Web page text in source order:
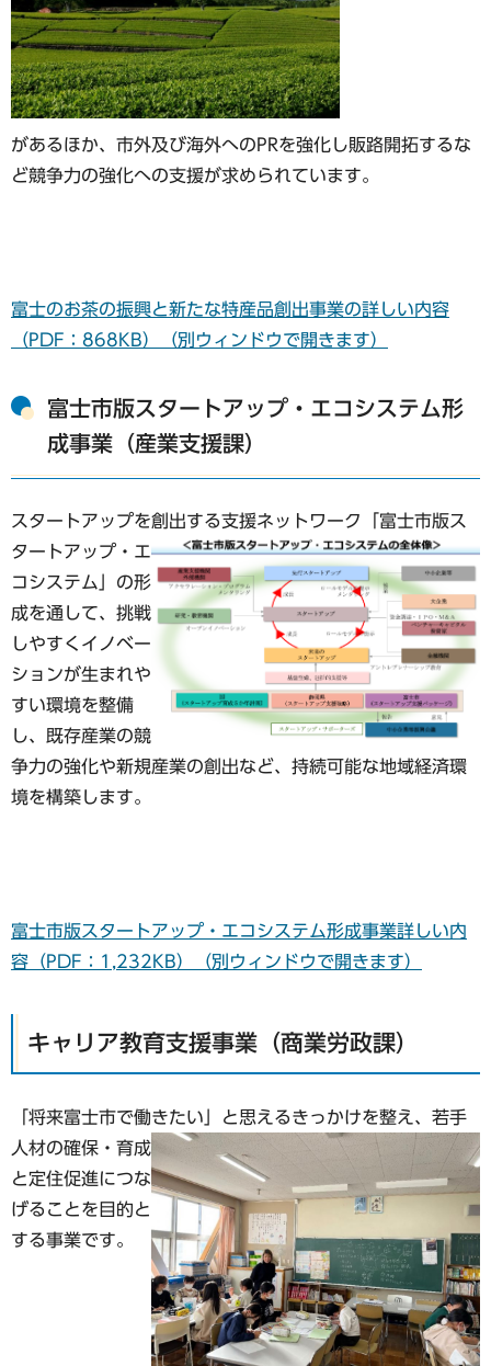
があるほか、市外及び海外へのPRを強化し販路開拓するな
ど競争力の強化への支援が求められています。
富士のお茶の振興と新たな特産品創出事業の詳しい内容
（PDF：868KB）（別ウィンドウで開きます）
富士市版スタートアップ・エコシステム形
成事業（産業支援課）
スタートアップを創出する支援ネットワーク「富士市版ス
タートアップ ・エ
コシステム」の形
成を通して、挑戦
しやすくイノベー
ションが生まれや
すい環境を整備
し、既存産業の競
争力の強化や新規産業の創出など、持続可能な地域経済環
境を構築します。
富士市版スタートアップ・エコシステム形成事業詳しい内
容（PDF：1,232KB）
（別ウィンドウで開きます）
キャリア教育支援事業（商業労政課）
「将来富士市で働きたい」と思えるきっかけを整え、若手
人材の確保・ 育成
と定住促進につな
げることを目的と
する事業です。